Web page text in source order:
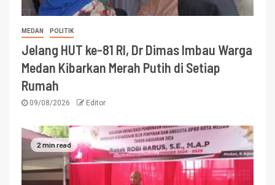
MEDAN POLITIK
Jelang HUT ke-81 RI, Dr Dimas Imbau Warga
Medan Kibarkan Merah Putih di Setiap
Rumah
09/08/2026 Editor
2 min read